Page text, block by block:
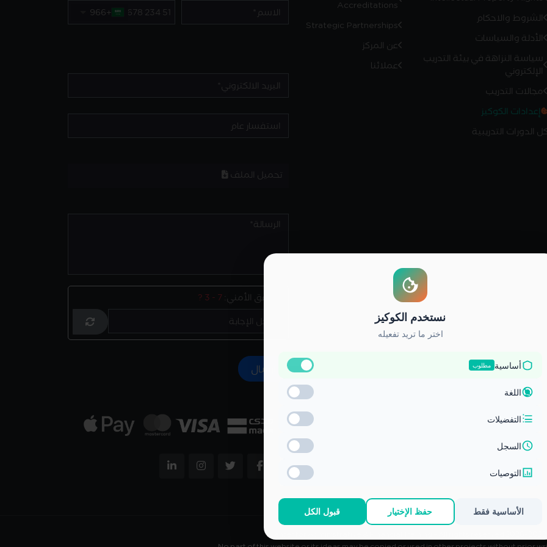
الشروط والاحكام
الأدلة والسياسات
سياسة النزاهة في بيئة التدريب
الإلكتروني
مجالات التدريب
إعدادات الكوكيز
الدورات التدريبية
Accreditations
Strategic Partnerships
عن المركز
عملائنا
+966
تحميل الملف
التحقق الأمني:7 - 3 ?
للتعليم الالكتروني